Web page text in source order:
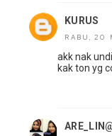
KURUS
RABU, 20
akk nak
kak ton yg